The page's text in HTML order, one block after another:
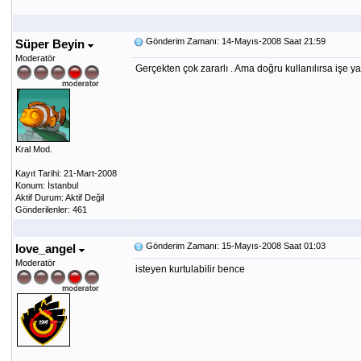
Süper Beyin
Moderatör
Kral Mod.
Kayıt Tarihi: 21-Mart-2008
Konum: İstanbul
Aktif Durum: Aktif Değil
Gönderilenler: 461
Gönderim Zamanı: 14-Mayıs-2008 Saat 21:59
Gerçekten çok zararlı . Ama doğru kullanılırsa işe
love_angel
Moderatör
Gönderim Zamanı: 15-Mayıs-2008 Saat 01:03
isteyen kurtulabilir bence